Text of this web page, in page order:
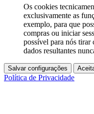
Os cookies
exclusivamente as
exemplo, para que
compras ou iniciar
possível para nós tirar
dados resultantes
Salvar configurações
Política de Privacidade